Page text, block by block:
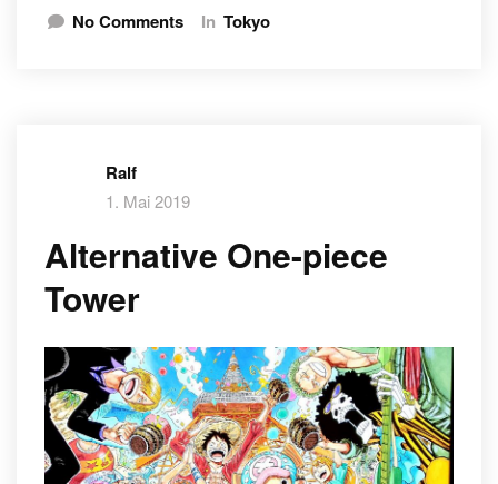
No Comments In Tokyo
Ralf
1. Mai 2019
Alternative One-piece
Tower